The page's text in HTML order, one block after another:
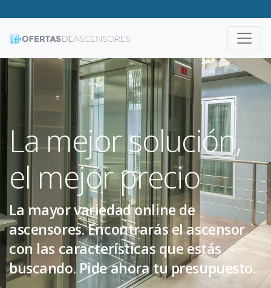
El ascensor
perfecto para ti
Todos los tipos de ascensores que
puedas necesitar, al alcance de tu
mano. Si buscas cualquier tipo de
ascensor, este es tu portal. Pide ahora
tu presupuesto.